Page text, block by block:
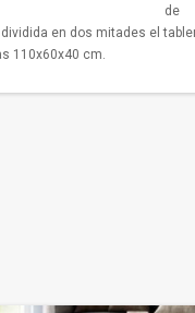
de
en dos mitades el
110x60x40 cm.